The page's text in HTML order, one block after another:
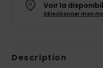
Voir la
Sélectionner mon
Description